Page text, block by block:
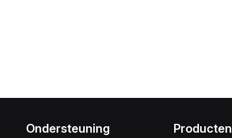
Ondersteuning Producten